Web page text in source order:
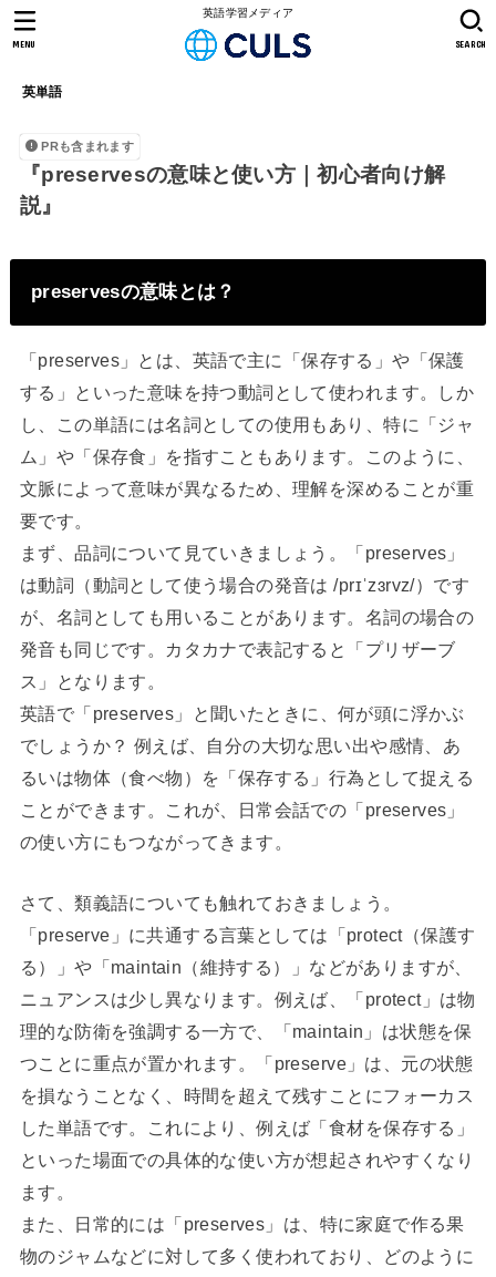
英語学習メディア
英単語
SEARCH
MENU
PRも含まれます
『preservesの意味と使い方｜初心者向け解
説』
preservesの意味とは？
「preserves」とは、英語で主に「保存する」や「保護
する」といった意味を持つ動詞として使われます。しか
し、この単語には名詞としての使用もあり、特に「ジャ
ム」や「保存食」を指すこともあります。このように、
文脈によって意味が異なるため、理解を深めることが重
要です。
まず、品詞について見ていきましょう。「preserves」
は動詞（動詞として使う場合の発音は /prɪˈzɜrvz/）です
が、名詞としても用いることがあります。名詞の場合の
発音も同じです。カタカナで表記すると「プリザーブ
ス」となります。
英語で「preserves」と聞いたときに、何が頭に浮かぶ
でしょうか？ 例えば、自分の大切な思い出や感情、あ
るいは物体（食べ物）を「保存する」行為として捉える
ことができます。これが、日常会話での「preserves」
の使い方にもつながってきます。
さて、類義語についても触れておきましょう。
「preserve」に共通する言葉としては「protect（保護す
る）」や「maintain（維持する）」などがありますが、
ニュアンスは少し異なります。例えば、「protect」は物
理的な防衛を強調する一方で、「maintain」は状態を保
つことに重点が置かれます。「preserve」は、元の状態
を損なうことなく、時間を超えて残すことにフォーカス
した単語です。これにより、例えば「食材を保存する」
といった場面での具体的な使い方が想起されやすくなり
ます。
また、日常的には「preserves」は、特に家庭で作る果
物のジャムなどに対して多く使われており、どのように